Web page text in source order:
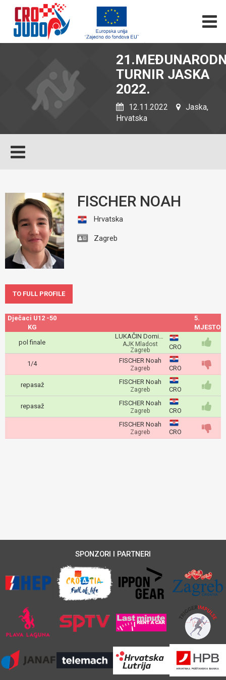
TURNIR JASKA
2022.
12.11.2022
Jaska,
Hrvatska
FISCHER NOAH
Hrvatska
Zagreb
TO FULL PROFILE
Dječaci U12 -50
KG
5.
MJESTO
pol finale
LUKAČIN Dominik
AJK Mladost
Zagreb
CRO
1/4 FISCHER Noah
Zagreb CRO
repasaž FISCHER Noah
Zagreb CRO
repasaž FISCHER Noah
Zagreb
CRO
FISCHER Noah
Zagreb CRO
SPONZORI I PARTNERI